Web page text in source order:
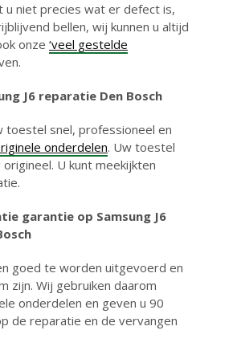
u niet precies wat er defect is,
bellen, wij kunnen u altijd
onze ‘veel gestelde
J6 reparatie Den Bosch
toestel snel, professioneel en
onderdelen. Uw toestel
U kunt meekijkten
garantie op Samsung J6
goed te worden uitgevoerd en
zijn. Wij gebruiken daarom
onderdelen en geven u 90
de reparatie en de vervangen